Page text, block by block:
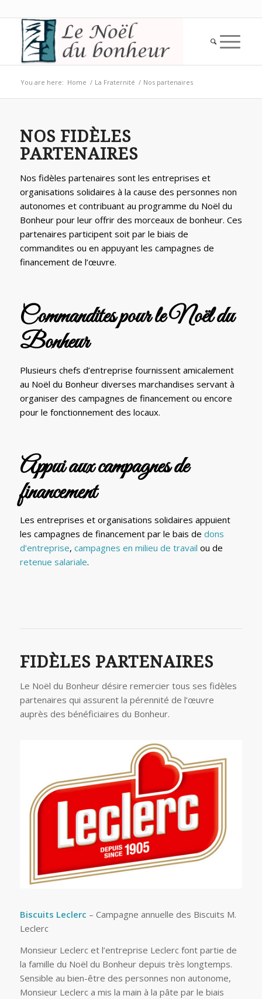
You are here: Home / La Fraternité / Nos partenaires
NOS FIDÈLES
PARTENAIRES
Nos fidèles partenaires sont les entreprises et
organisations solidaires à la cause des personnes non
autonomes et contribuant au programme du Noël du
Bonheur pour leur offrir des morceaux de bonheur. Ces
partenaires participent soit par le biais de
commandites ou en appuyant les campagnes de
financement de l’œuvre.
Commandites pour le Noël du
Bonheur
Plusieurs chefs d’entreprise fournissent amicalement
au Noël du Bonheur diverses marchandises servant à
organiser des campagnes de financement ou encore
pour le fonctionnement des locaux.
Appui aux campagnes de
financement
Les entreprises et organisations solidaires appuient
les campagnes de financement par le bais de dons
d’entreprise, campagnes en milieu de travail ou de
retenue salariale.
FIDÈLES PARTENAIRES
Le Noël du Bonheur désire remercier tous ses fidèles
partenaires qui assurent la pérennité de l’œuvre
auprès des bénéficiaires du Bonheur.
Biscuits Leclerc – Campagne annuelle des Biscuits M.
Leclerc
Monsieur Leclerc et l’entreprise Leclerc font partie de
la famille du Noël du Bonheur depuis très longtemps.
Sensible au bien-être des personnes non autonome,
Monsieur Leclerc a mis la main à la pâte par le biais